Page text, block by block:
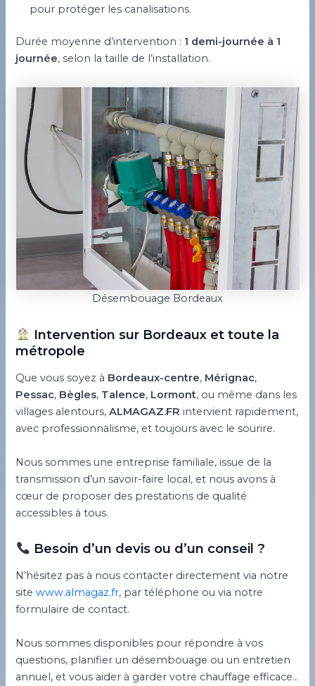
pour protéger les canalisations.
Durée moyenne d’intervention : 1 demi-journée à 1
journée, selon la taille de l’installation.
Désembouage Bordeaux
Intervention sur Bordeaux et toute la
métropole
Que vous soyez à Bordeaux-centre, Mérignac,
Pessac, Bègles, Talence, Lormont, ou même dans les
villages alentours,ALMAGAZ.FR intervient rapidement,
avec professionnalisme, et toujours avec le sourire.
Nous sommes une entreprise familiale, issue de la
transmission d’un savoir-faire local, et nous avons à
cœur de proposer des prestations de qualité
accessibles à tous.
Besoin d’un devis ou d’un conseil ?
N’hésitez pas à nous contacter directement via notre
sitewww.almagaz.fr, par téléphone ou via notre
formulaire de contact.
Nous sommes disponibles pour répondre à vos
questions, planifier un désembouage ou un entretien
annuel, et vous aider à garder votre chauffage efficace…